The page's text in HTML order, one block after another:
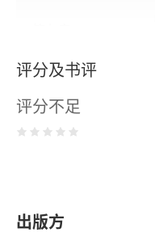
自我与本我
关于本书
第一章 意识与无意识
评分及书评
评分不足
出版方